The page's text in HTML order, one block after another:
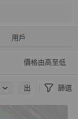
用戶
價格由高至低
出貨地點 篩選